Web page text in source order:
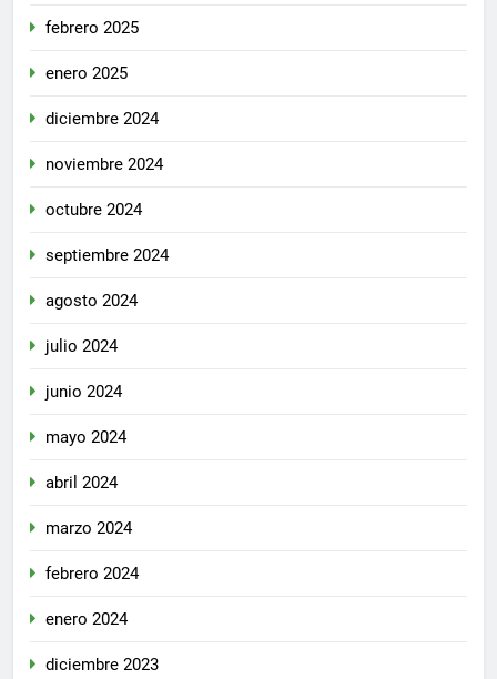
febrero 2025
enero 2025
diciembre 2024
noviembre 2024
octubre 2024
septiembre 2024
agosto 2024
julio 2024
junio 2024
mayo 2024
abril 2024
marzo 2024
febrero 2024
enero 2024
diciembre 2023